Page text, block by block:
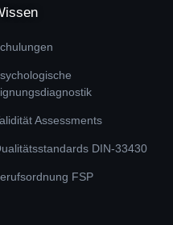
Assessments
DIN-33430
FSP